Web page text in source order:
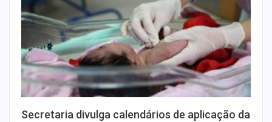
Secretaria divulga calendários de aplicação da